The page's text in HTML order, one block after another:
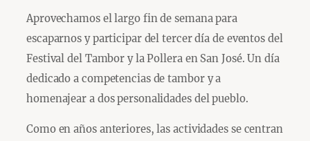
Aprovechamos el largo fin de semana para
escaparnos y participar del tercer día de eventos del
Festival del Tambor y la Pollera en San José. Un día
dedicado a competencias de tambor y a
homenajear a dos personalidades del pueblo.
Como en años anteriores, las actividades se centran